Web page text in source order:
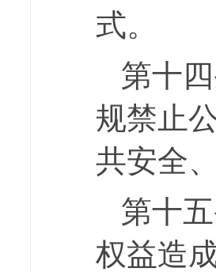
式。
第十
规禁止
共安全
第十
权益造